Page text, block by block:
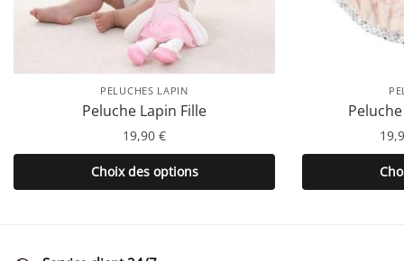
PELUCHES LAPIN
Peluche Lapin Fille
19,90 €
Choix des options
Ce
produit
variations.